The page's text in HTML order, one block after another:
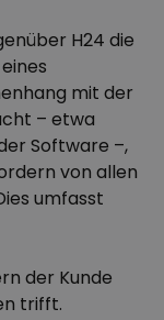
H24 die
mit der
– etwa
Software –,
von allen
umfasst
der Kunde
trifft.